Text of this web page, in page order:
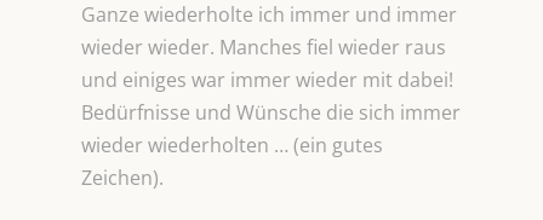
Ganze wiederholte ich immer und immer
wieder wieder. Manches fiel wieder raus
und einiges war immer wieder mit dabei!
Bedürfnisse und Wünsche die sich immer
wieder wiederholten … (ein gutes
Zeichen).